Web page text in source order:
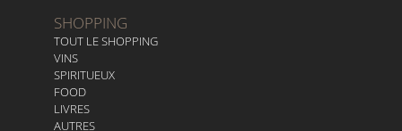
SHOPPING
TOUT LE SHOPPING
VINS
SPIRITUEUX
FOOD
LIVRES
AUTRES